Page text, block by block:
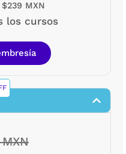
MXN
los cursos